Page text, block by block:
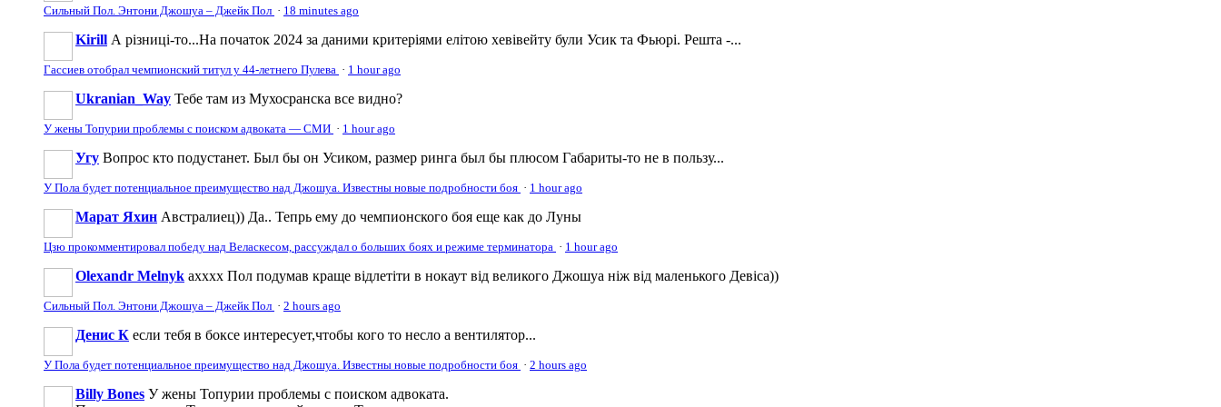
Сильный Пол. Энтони Джошуа – Джейк Пол · 18 minutes ago
Kirill А різниці-то...На початок 2024 за даними критеріями елітою хевівейту були Усик та Фьюрі. Решта -...
Гассиев отобрал чемпионский титул у 44-летнего Пулева · 1 hour ago
Ukranian_Way Тебе там из Мухосранска все видно?
У жены Топурии проблемы с поиском адвоката — СМИ · 1 hour ago
Угу Вопрос кто подустанет. Был бы он Усиком, размер ринга был бы плюсом Габариты-то не в пользу...
У Пола будет потенциальное преимущество над Джошуа. Известны новые подробности боя · 1 hour ago
Марат Яхин Австралиец)) Да.. Тепрь ему до чемпионского боя еще как до Луны
Цзю прокомментировал победу над Веласкесом, рассуждал о больших боях и режиме терминатора · 1 hour ago
Olexandr Melnyk ахххх Пол подумав краще відлетіти в нокаут від великого Джошуа ніж від маленького Девіса))
Сильный Пол. Энтони Джошуа – Джейк Пол · 2 hours ago
Денис К если тебя в боксе интересует,чтобы кого то несло а вентилятор...
У Пола будет потенциальное преимущество над Джошуа. Известны новые подробности боя · 2 hours ago
Billy Bones У жены Топурии проблемы с поиском адвоката.